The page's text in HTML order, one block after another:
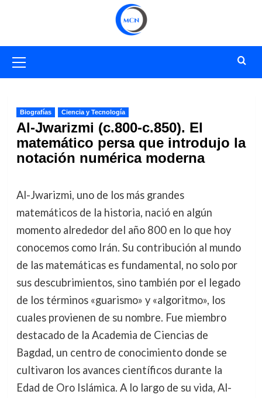
primario
Biografías Ciencia y Tecnología
Al-Jwarizmi (c.800-c.850). El
matemático persa que introdujo la
notación numérica moderna
Al-Jwarizmi, uno de los más grandes
matemáticos de la historia, nació en algún
momento alrededor del año 800 en lo que hoy
conocemos como Irán. Su contribución al mundo
de las matemáticas es fundamental, no solo por
sus descubrimientos, sino también por el legado
de los términos «guarismo» y «algoritmo», los
cuales provienen de su nombre. Fue miembro
destacado de la Academia de Ciencias de
Bagdad, un centro de conocimiento donde se
cultivaron los avances científicos durante la
Edad de Oro Islámica. A lo largo de su vida, Al-